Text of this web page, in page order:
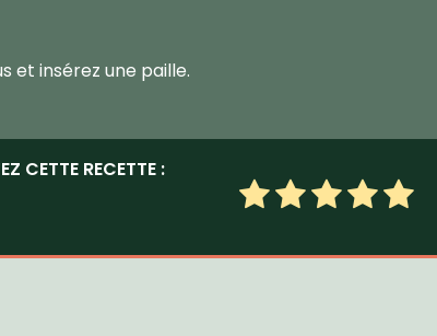
et insérez une paille.
CETTE RECETTE :